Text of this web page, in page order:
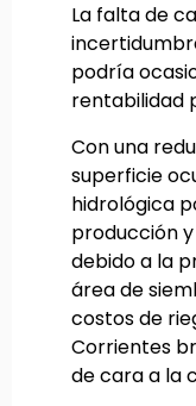
La falta de
podría
rentabilidad
Con una
superficie
hidrológica
producción
debido a la
área de
costos de
Corrientes
de cara a la